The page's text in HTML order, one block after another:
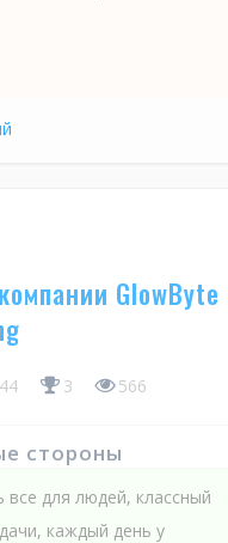
GlowByte
3 566
стороны
для людей, классный
каждый день у